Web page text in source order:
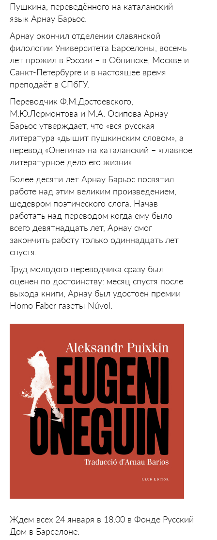
Пушкина, переведённого на каталанский
язык Арнау Барьос.
Арнау окончил отделении славянской
филологии Университета Барселоны, восемь
лет прожил в России – в Обнинске, Москве и
Санкт-Петербурге и в настоящее время
преподаёт в СПбГУ.
Переводчик Ф.М.Достоевского,
М.Ю.Лермонтова и М.А. Осипова Арнау
Барьос утверждает, что «вся русская
литература «дышит пушкинским словом», а
перевод «Онегина» на каталанский – «главное
литературное дело его жизни».
Более десяти лет Арнау Барьос посвятил
работе над этим великим произведением,
шедевром поэтического слога. Начав
работать над переводом когда ему было
всего девятнадцать лет, Арнау смог
закончить работу только одиннадцать лет
спустя.
Труд молодого переводчика сразу был
оценен по достоинству: месяц спустя после
выхода книги, Арнау был удостоен премии
Homo Faber газеты Núvol.
Ждем всех 24 января в 18.00 в Фонде Русский
Дом в Барселоне.